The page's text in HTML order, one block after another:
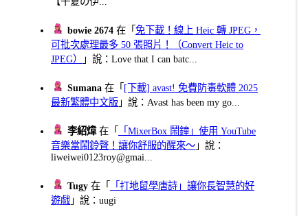
bowie 2674 在「免下載！線上 Heic 轉 JPEG，
可批次處理最多 50 張照片！（Convert Heic to
JPEG）
」說：Love that I can batc...
Sumana 在「 [下載] avast! 免費防毒軟體 2025
最新繁體中文版 」說：Avast has been my go...
李紹煒在「
「MixerBox 鬧鐘」使用 YouTube
音樂當鬧鈴聲！讓你舒服的醒來～ 」說：
liweiwei0123roy@gmai...
Tugy 在「
「打地鼠學唐詩」讓你長智慧的好
遊戲 」說：uugi